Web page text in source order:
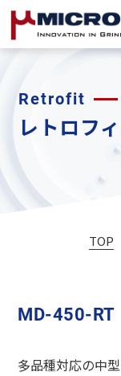
Retrofit
レトロフ
TOP
MD-450-RT
多品種対応の中